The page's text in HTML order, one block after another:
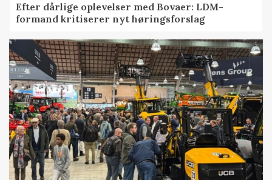
Efter dårlige oplevelser med Bovaer: LDM-
formand kritiserer nyt høringsforslag